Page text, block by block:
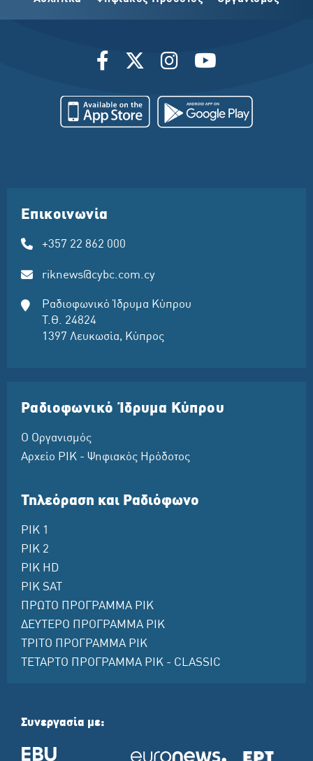
Επικοινωνία
+357 22 862 000
riknews@cybc.com.cy
Ραδιοφωνικό Ίδρυμα Κύπρου
Τ.Θ. 24824
1397 Λευκωσία, Κύπρος
Ραδιοφωνικό Ίδρυμα Κύπρου
Ο Οργανισμός
Αρχείο ΡΙΚ - Ψηφιακός Ηρόδοτος
Τηλεόραση και Ραδιόφωνο
ΡΙΚ 1
ΡΙΚ 2
ΡΙΚ HD
ΡΙΚ SAT
ΠΡΩΤΟ ΠΡΟΓΡΑΜΜΑ ΡΙΚ
ΔΕΥΤΕΡΟ ΠΡΟΓΡΑΜΜΑ ΡΙΚ
ΤΡΙΤΟ ΠΡΟΓΡΑΜΜΑ ΡΙΚ
ΤΕΤΑΡΤΟ ΠΡΟΓΡΑΜΜΑ ΡΙΚ - CLASSIC
Συνεργασία με: